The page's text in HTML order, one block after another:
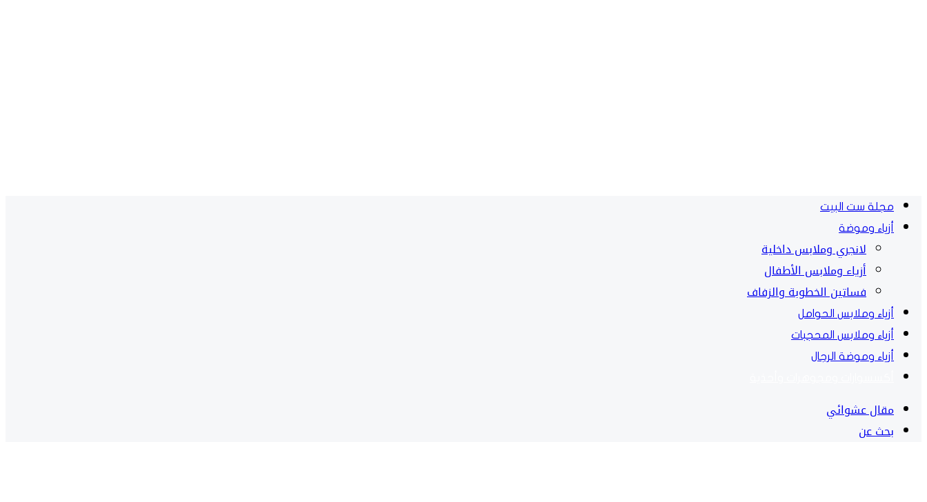
مجلة ست البيت
أزياء وموضة
لانجري وملابس داخلية
أزياء وملابس الأطفال
فساتين الخطوبة والزفاف
أزياء وملابس الحوامل
أزياء وملابس المحجبات
أزياء وموضة الرجال
مقال عشوائي
بحث عن